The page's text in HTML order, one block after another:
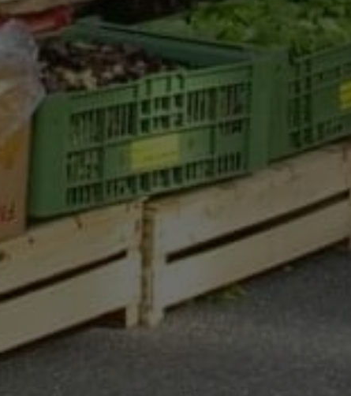
Google Maps
Eingebettete Inhalte